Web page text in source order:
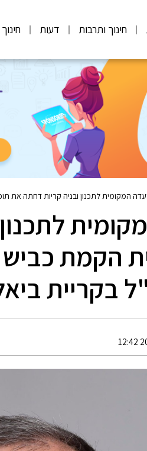
חינוך ותרבות דעות
המקומית לתכנון ובניה קריות דחתה את
הקמת כביש
בקריית